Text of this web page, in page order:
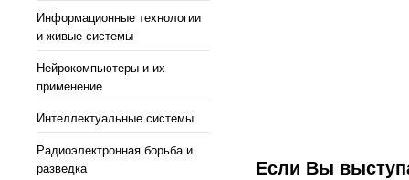
Информационные технологии
и живые системы
Нейрокомпьютеры и их
применение
Интеллектуальные системы
Радиоэлектронная борьба и
разведка
Если Вы